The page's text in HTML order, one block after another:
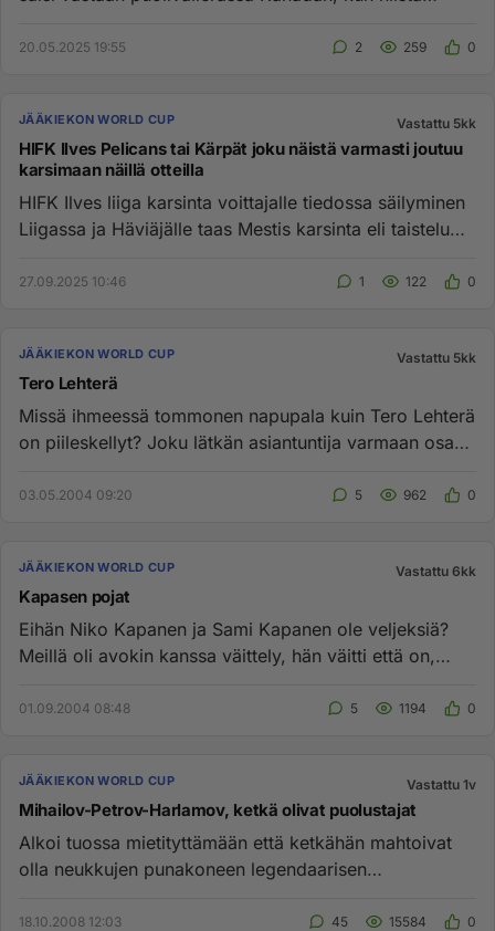
20.05.2025 19:55 2 259 0
JÄÄKIEKON WORLD CUP Vastattu 5kk
HIFK Ilves Pelicans tai Kärpät joku näistä varmasti joutuu
karsimaan näillä otteilla
HIFK Ilves liiga karsinta voittajalle tiedossa säilyminen
Liigassa ja Häviäjälle taas Mestis karsinta eli taistelu
27.09.2025 10:46 1 122 0
JÄÄKIEKON WORLD CUP Vastattu 5kk
Tero Lehterä
Missä ihmeessä tommonen napupala kuin Tero Lehterä
on piileskellyt? Joku lätkän asiantuntija varmaan osaa
03.05.2004 09:20 5 962 0
JÄÄKIEKON WORLD CUP Vastattu 6kk
Kapasen pojat
Eihän Niko Kapanen ja Sami Kapanen ole veljeksiä?
Meillä oli avokin kanssa väittely, hän väitti että on,
01.09.2004 08:48 5 1194 0
JÄÄKIEKON WORLD CUP Vastattu 1v
Mihailov-Petrov-Harlamov, ketkä olivat puolustajat
Alkoi tuossa mietityttämään että ketkähän mahtoivat
olla neukkujen punakoneen legendaarisen
18.10.2008 12:03 45 15584 0